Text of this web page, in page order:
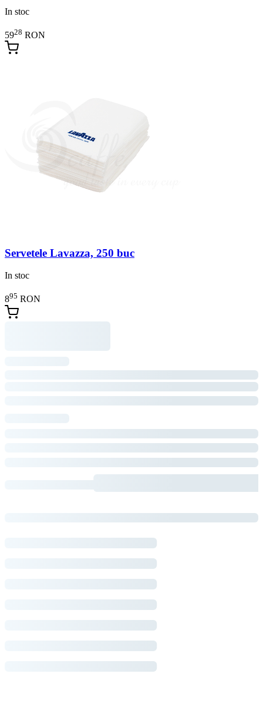
In stoc
5928 RON
Servetele Lavazza, 250 buc
In stoc
895 RON